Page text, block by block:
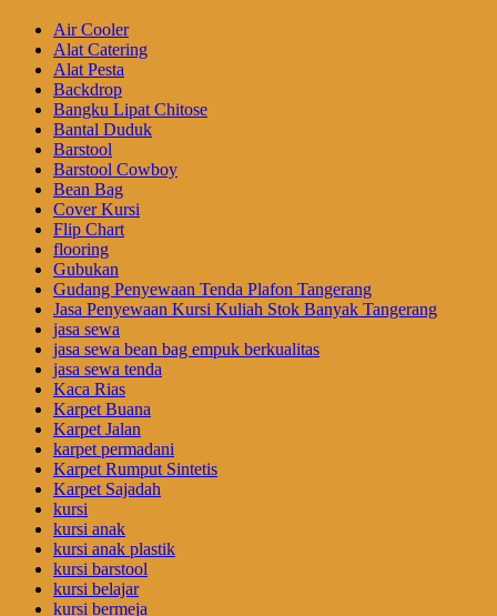
Air Cooler
Alat Catering
Alat Pesta
Backdrop
Bangku Lipat Chitose
Bantal Duduk
Barstool
Barstool Cowboy
Bean Bag
Cover Kursi
Flip Chart
flooring
Gubukan
Gudang Penyewaan Tenda Plafon Tangerang
Jasa Penyewaan Kursi Kuliah Stok Banyak Tangerang
jasa sewa
jasa sewa bean bag empuk berkualitas
jasa sewa tenda
Kaca Rias
Karpet Buana
Karpet Jalan
karpet permadani
Karpet Rumput Sintetis
Karpet Sajadah
kursi
kursi anak
kursi anak plastik
kursi barstool
kursi belajar
kursi bermeja